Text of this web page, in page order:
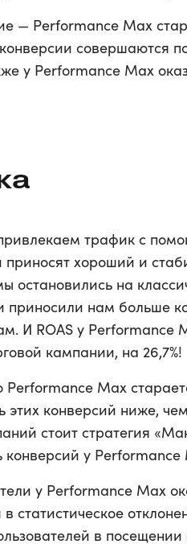
— Performance Max
совершаются
у Performance Max
трафик с
хороший и
остановились на
приносили нам больше
И ROAS у Performance
кампании, на 26,7%!
Max
этих конверсий ниже,
стоит стратегия
конверсий у
у Performance Max
статистическое
в посещении